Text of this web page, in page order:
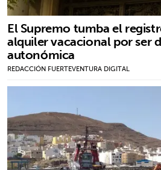
El Supremo tumba el
alquiler vacacional por ser
autonómica
REDACCIÓN FUERTEVENTURA DIGITAL